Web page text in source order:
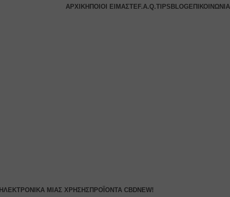
ΑΡΧΙΚΉ ΠΟΙΟΙ ΕΊΜΑΣΤΕ F.A.Q.TIPS BLOG ΕΠΙΚΟΙΝΩΝΊΑ
ΗΛΕΚΤΡΟΝΙΚΆ ΜΙΑΣ ΧΡΉΣΗΣ ΠΡΟΪΌΝΤΑ CBDNEW!